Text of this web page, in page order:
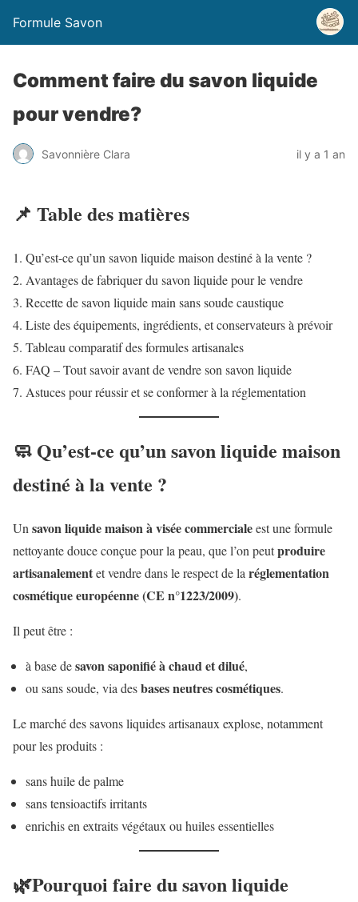
Formule Savon
Comment faire du savon liquide
pour vendre?
Savonnière Clara il y a 1 an
📌 Table des matières
Qu’est-ce qu’un savon liquide maison destiné à la vente ?
Avantages de fabriquer du savon liquide pour le vendre
Recette de savon liquide main sans soude caustique
Liste des équipements, ingrédients, et conservateurs à prévoir
Tableau comparatif des formules artisanales
FAQ – Tout savoir avant de vendre son savon liquide
Astuces pour réussir et se conformer à la réglementation
🧼 Qu’est-ce qu’un savon liquide maison
destiné à la vente ?
Un savon liquide maison à visée commercialeest une formule
nettoyante douce conçue pour la peau, que l’on peutproduire
artisanalementet vendre dans le respect de la réglementation
cosmétique européenne (CE n°1223/2009).
Il peut être :
à base desavon saponifié à chaud et dilué,
ou sans soude, via desbases neutres cosmétiques.
Le marché des savons liquides artisanaux explose, notamment
pour les produits :
sans huile de palme
sans tensioactifs irritants
enrichis en extraits végétaux ou huiles essentielles
🌿Pourquoi faire du savon liquide